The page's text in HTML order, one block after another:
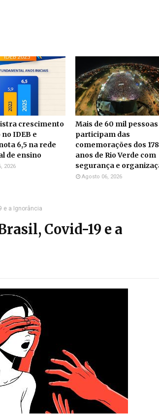
crescimento
IDEB e
6,5 na rede
de ensino
2026
Mais de 60 mil pessoas
participam das
comemorações dos 178
anos de Rio Verde com
segurança e
Agosto 06, 2026
e a Ignorância
Covid-19 e a